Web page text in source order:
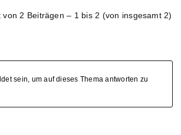
von 2 Beiträgen – 1 bis 2 (von insgesamt 2)
sein, um auf dieses Thema antworten zu